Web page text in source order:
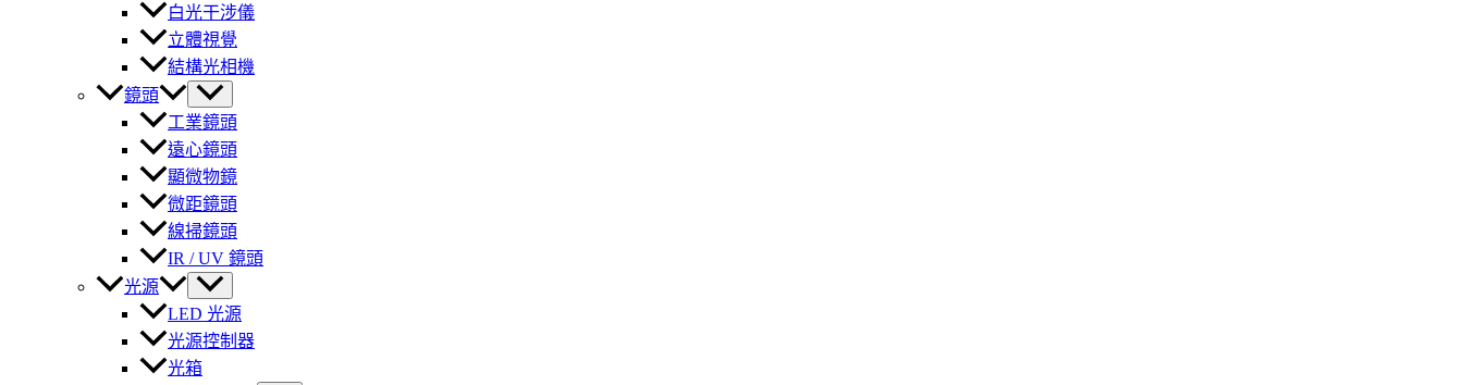
白光干涉儀
立體視覺
結構光相機
鏡頭
工業鏡頭
遠心鏡頭
顯微物鏡
微距鏡頭
線掃鏡頭
IR / UV 鏡頭
光源
LED 光源
光源控制器
光箱